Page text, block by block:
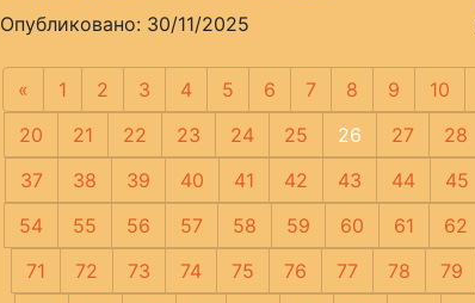
Опубликовано: 30/11/2025
« Предыдущая
1 2 3 4 5 6 7 8 9 10
20
21 22 23 24 25 26 27 28
37
38 39 40 41 42 43 44 45
54
55 56 57 58 59 60 61 62
71
72 73 74 75 76 77 78 79